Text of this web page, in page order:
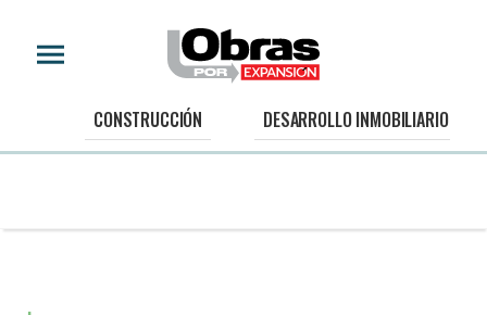
CONSTRUCCIÓN DESARROLLO INMOBILIARIO